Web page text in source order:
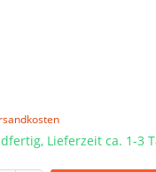
Lieferzeit ca. 1-3